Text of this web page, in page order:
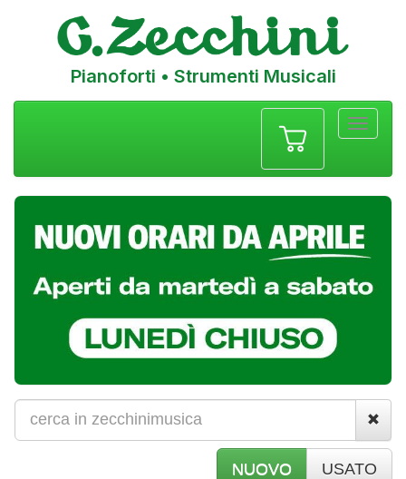
Pianoforti • Strumenti Musicali
NUOVO USATO